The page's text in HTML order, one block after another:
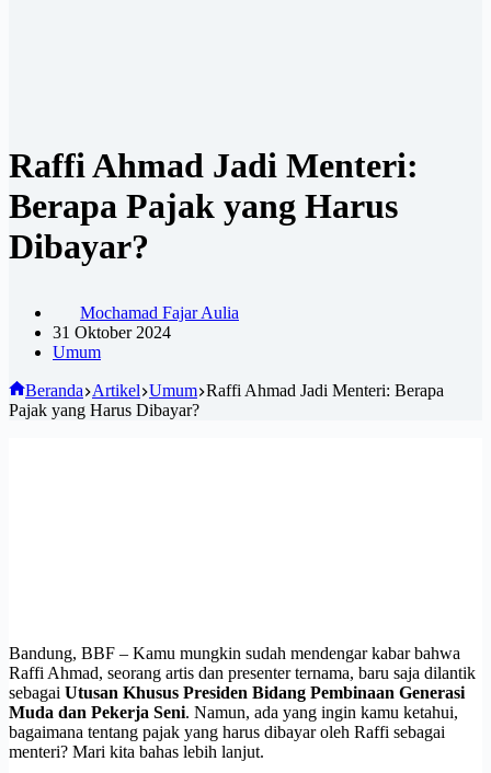
Raffi Ahmad Jadi Menteri:
Berapa Pajak yang Harus
Dibayar?
Mochamad Fajar Aulia
31 Oktober 2024
Umum
Beranda Artikel Umum Raffi Ahmad Jadi Menteri: Berapa
Pajak yang Harus Dibayar?
Bandung, BBF – Kamu mungkin sudah mendengar kabar bahwa
Raffi Ahmad, seorang artis dan presenter ternama, baru saja dilantik
sebagai Utusan Khusus Presiden Bidang Pembinaan Generasi
Muda dan Pekerja Seni. Namun, ada yang ingin kamu ketahui,
bagaimana tentang pajak yang harus dibayar oleh Raffi sebagai
menteri? Mari kita bahas lebih lanjut.